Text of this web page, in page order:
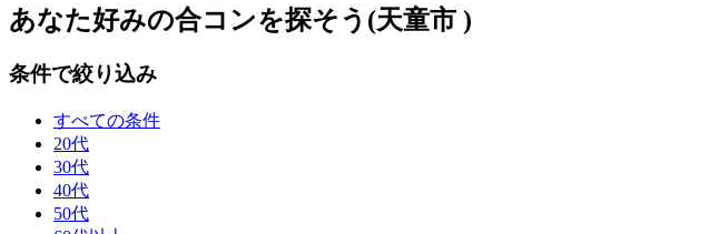
あなた好みの合コンを探そう(天童市 )
条件で絞り込み
すべての条件
20代
30代
40代
50代